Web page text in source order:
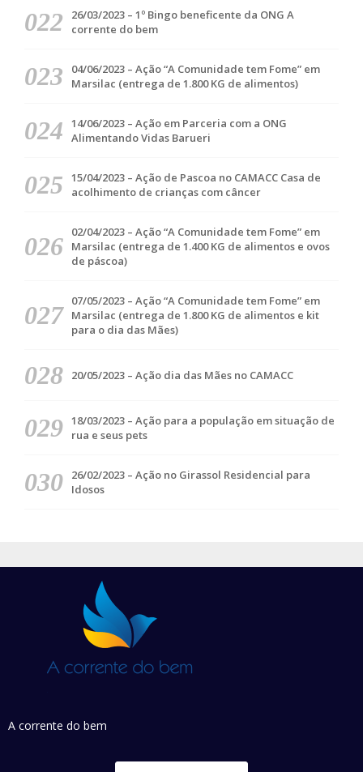
26/03/2023 – 1º Bingo beneficente da ONG A
corrente do bem
04/06/2023 – Ação “A Comunidade tem Fome” em
Marsilac (entrega de 1.800 KG de alimentos)
14/06/2023 – Ação em Parceria com a ONG
Alimentando Vidas Barueri
15/04/2023 – Ação de Pascoa no CAMACC Casa de
acolhimento de crianças com câncer
02/04/2023 – Ação “A Comunidade tem Fome” em
Marsilac (entrega de 1.400 KG de alimentos e ovos
de páscoa)
07/05/2023 – Ação “A Comunidade tem Fome” em
Marsilac (entrega de 1.800 KG de alimentos e kit
para o dia das Mães)
20/05/2023 – Ação dia das Mães no CAMACC
18/03/2023 – Ação para a população em situação de
rua e seus pets
26/02/2023 – Ação no Girassol Residencial para
Idosos
A corrente do bem